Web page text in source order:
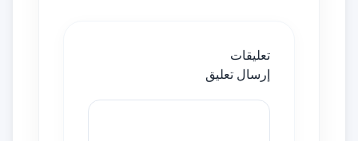
تعليقات
إرسال تعليق